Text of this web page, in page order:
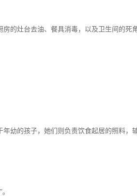
的灶台去油、餐具消毒，以及卫生间的死角
幼的孩子，她们则负责饮食起居的照料，